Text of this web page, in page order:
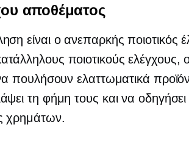
αποθέματος
είναι ο ανεπαρκής ποιοτικός
ποιοτικούς ελέγχους,
πουλήσουν ελαττωματικά
τη φήμη τους και να
χρημάτων.